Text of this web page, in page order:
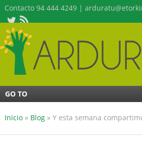
Contacto 94 444 4249 |
GO TO
Inicio» Blog» Y esta semana